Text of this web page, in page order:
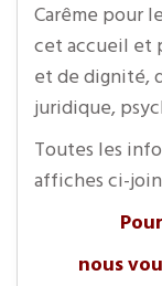
Carême pour
cet accueil et
et de dignité,
juridique,
Toutes les
affiches ci-
nous